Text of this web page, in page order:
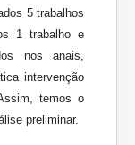
5 trabalhos
1 trabalho e
nos anais,
intervenção
temos o
preliminar.